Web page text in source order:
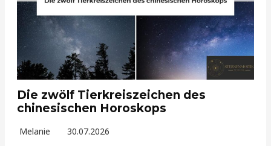
Die zwölf Tierkreiszeichen des
chinesischen Horoskops
Melanie 30.07.2026